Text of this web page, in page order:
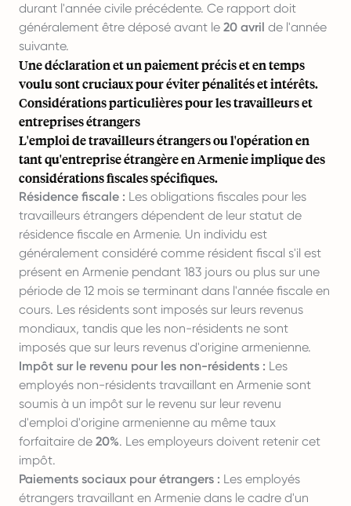
durant l'année civile précédente. Ce rapport doit
généralement être déposé avant le 20 avril de l'année
suivante.
Une déclaration et un paiement précis et en temps
voulu sont cruciaux pour éviter pénalités et intérêts.
Considérations particulières pour les travailleurs et
entreprises étrangers
L'emploi de travailleurs étrangers ou l'opération en
tant qu'entreprise étrangère en Armenie implique des
considérations fiscales spécifiques.
Résidence fiscale : Les obligations fiscales pour les
travailleurs étrangers dépendent de leur statut de
résidence fiscale en Armenie. Un individu est
généralement considéré comme résident fiscal s'il est
présent en Armenie pendant 183 jours ou plus sur une
période de 12 mois se terminant dans l'année fiscale en
cours. Les résidents sont imposés sur leurs revenus
mondiaux, tandis que les non-résidents ne sont
imposés que sur leurs revenus d'origine armenienne.
Impôt sur le revenu pour les non-résidents : Les
employés non-résidents travaillant en Armenie sont
soumis à un impôt sur le revenu sur leur revenu
d'emploi d'origine armenienne au même taux
forfaitaire de 20%. Les employeurs doivent retenir cet
impôt.
Paiements sociaux pour étrangers : Les employés
étrangers travaillant en Armenie dans le cadre d'un